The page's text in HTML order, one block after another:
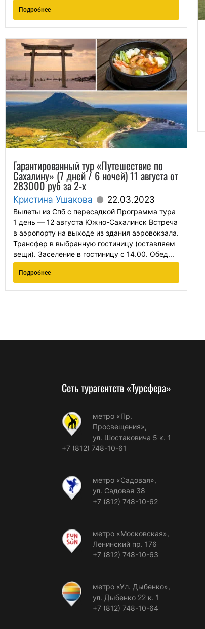
Подробнее
Гарантированный тур «Путешествие по
Сахалину» (7 дней / 6 ночей) 11 августа от
283000 руб за 2-х
Кристина Ушакова 22.03.2023
Вылеты из Спб с пересадкой Программа тура
1 день — 12 августа Южно-Сахалинск Встреча
в аэропорту на выходе из здания аэровокзала.
Трансфер в выбранную гостиницу (оставляем
вещи). Заселение в гостиницу с 14.00. Обед...
Подробнее
Сеть турагентств «Турсфера»
метро «Пр.
Просвещения»,
ул. Шостаковича 5 к. 1
+7 (812) 748-10-61
метро «Садовая»,
ул. Садовая 38
+7 (812) 748-10-62
метро «Московская»,
Ленинский пр. 176
+7 (812) 748-10-63
метро «Ул. Дыбенко»,
ул. Дыбенко 22 к. 1
+7 (812) 748-10-64